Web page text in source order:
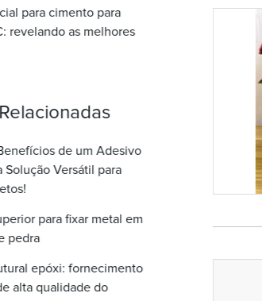
para cimento para
revelando as melhores
de um Adesivo
Solução Versátil para
para fixar metal em
pedra
epóxi: fornecimento
alta qualidade do